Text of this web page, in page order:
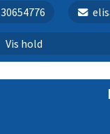
30654776
Vis hold
Kæphest undervisning